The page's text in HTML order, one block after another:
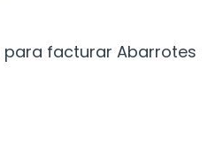
para facturar Abarrotes